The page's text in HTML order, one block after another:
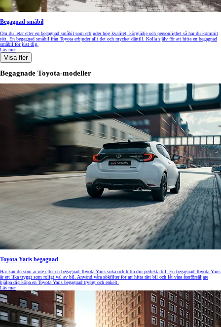
Begagnad småbil
Om du letar efter en begagnad småbil som erbjuder hög kvalitet, körglädje och personlighet så har du kommit
rätt. En begagnad småbil från Toyota erbjuder allt det och mycket därtill. Kolla själv för att hitta en begagnad
småbil för just dig.
Läs mer
Visa fler
Begagnade Toyota-modeller
Toyota Yaris begagnad
Här kan du som är ute efter en begagnad Toyota Yaris söka och hitta din perfekta bil. En begagnad Toyota Yaris
är ett lika tryggt som roligt val av bil. Använd våra sökfilter för att hitta rätt bil och låt våra återförsäljare
hjälpa dig köpa en Toyota Yaris begagnad tryggt och enkelt.
Läs mer